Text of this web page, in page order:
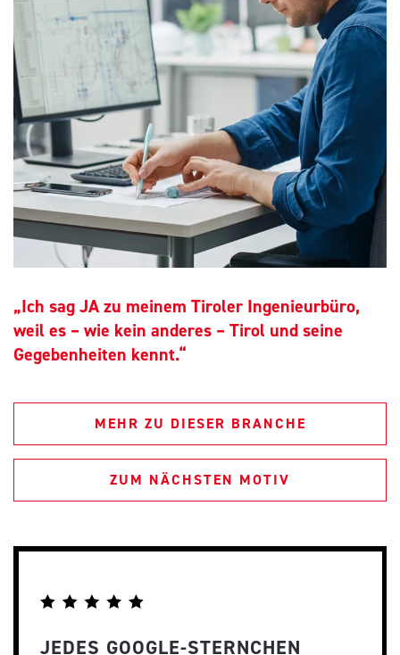
„Ich sag JA zu meinem Tiroler Ingenieurbüro,
weil es – wie kein anderes – Tirol und seine
Gegebenheiten kennt.“
MEHR ZU DIESER BRANCHE
ZUM NÄCHSTEN MOTIV
JEDES GOOGLE-STERNCHEN